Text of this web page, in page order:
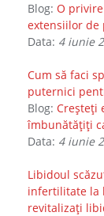
Blog: O
extensiilor de
Data: 4 iunie
Cum să faci
puternici
Blog: Creșteți
îmbunătățiți
Data: 4 iunie
Libidoul
infertilitate la
revitalizați